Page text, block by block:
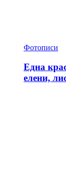
Фотописи
Една
елени,